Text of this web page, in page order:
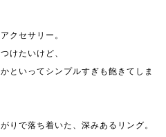
クセサリー。
けたいけど、
といってシンプルすぎも飽きてしま
りで落ち着いた、深みあるリング。